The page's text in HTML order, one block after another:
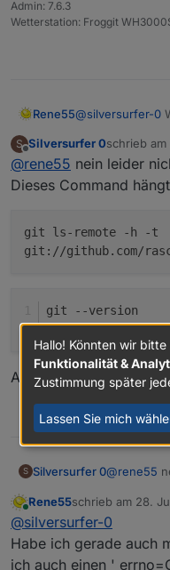
Für Fragen
Admin: 7.6.3
Wetterstation: Froggit
Rene55@silversurfer-0
S
Offline
Silversurfer 0schrieb am
zuletzt
@rene55 nein leider
Dieses Command
git ls-remote -h -t
git://github.com/
git
--version
git version 2.30.
Auch git clone hängt.
S Silversurfer 0@rene55
git --
Online
Rene55schrieb am 28.
zuletzt editiert
@silversurfer-0
Habe ich gerade auch
ich auch einen '
Hallo! Könnten wir
Funktionalität &
Zustimmung später
Lassen Sie mich